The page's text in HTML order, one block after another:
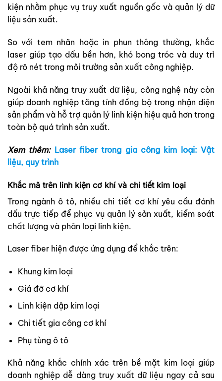
kiện nhằm phục vụ truy xuất nguồn gốc và quản lý dữ
liệu sản xuất.
So với tem nhãn hoặc in phun thông thường, khắc
laser giúp tạo dấu bền hơn, khó bong tróc và duy trì
độ rõ nét trong môi trường sản xuất công nghiệp.
Ngoài khả năng truy xuất dữ liệu, công nghệ này còn
giúp doanh nghiệp tăng tính đồng bộ trong nhận diện
sản phẩm và hỗ trợ quản lý linh kiện hiệu quả hơn trong
toàn bộ quá trình sản xuất.
Xem thêm: Laser fiber trong gia công kim loại: Vật
liệu, quy trình
Khắc mã trên linh kiện cơ khí và chi tiết kim loại
Trong ngành ô tô, nhiều chi tiết cơ khí yêu cầu đánh
dấu trực tiếp để phục vụ quản lý sản xuất, kiểm soát
chất lượng và phân loại linh kiện.
Laser fiber hiện được ứng dụng để khắc trên:
Khung kim loại
Giá đỡ cơ khí
Linh kiện dập kim loại
Chi tiết gia công cơ khí
Phụ tùng ô tô
Khả năng khắc chính xác trên bề mặt kim loại giúp
doanh nghiệp dễ dàng truy xuất dữ liệu ngay cả sau